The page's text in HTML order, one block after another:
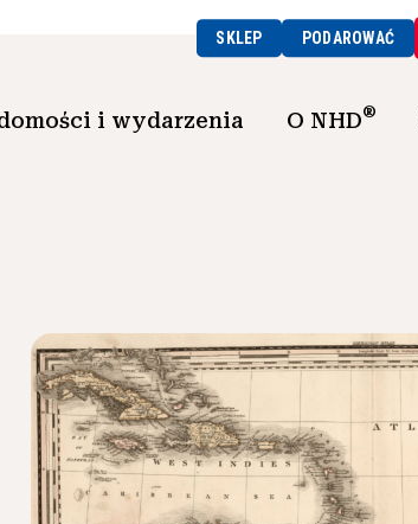
SKLEP PODAROWAĆ
i wydarzenia O NHD®